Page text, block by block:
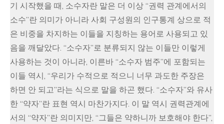
기 시작했을 때, 소수자란 말은 더 이상 “권력 관계에서의
소수”란 의미가 아니라 사회 구성원의 인구통계 상으로 적
은 비중을 차지하는 이들을 지칭하는 용어로 사용되고 있
음을 깨달았다. “소수자”로 분류되지 않는 이들만 이렇게
사용하는 것이 아니라, 이른바 “소수자 범주”에 포함되는
이들 역시, “우리가 수적으로 적으니 너무 과도한 주장은
하면 안 되고”라는 식으로 말을 하곤 했다. “소수자”와 유사
한 “약자”란 표현 역시 마찬가지다. 이 말 역시 권력관계에
서의 “약자”란 의미지만, “그들은 약하니까 보호해야 한다”,